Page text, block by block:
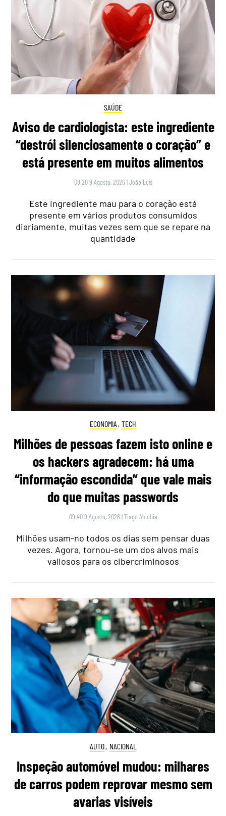
SAÚDE
Aviso de cardiologista: este ingrediente
“destrói silenciosamente o coração” e
está presente em muitos alimentos
08:20 9 Agosto, 2026 |João Luís
Este ingrediente mau para o coração está
presente em vários produtos consumidos
diariamente, muitas vezes sem que se repare na
quantidade
ECONOMIA , TECH
Milhões de pessoas fazem isto online e
os hackers agradecem: há uma
“informação escondida” que vale mais
do que muitas passwords
09:40 9 Agosto, 2026 |Tiago Alcobia
Milhões usam-no todos os dias sem pensar duas
vezes. Agora, tornou-se um dos alvos mais
valiosos para os cibercriminosos
AUTO, NACIONAL
Inspeção automóvel mudou: milhares
de carros podem reprovar mesmo sem
avarias visíveis